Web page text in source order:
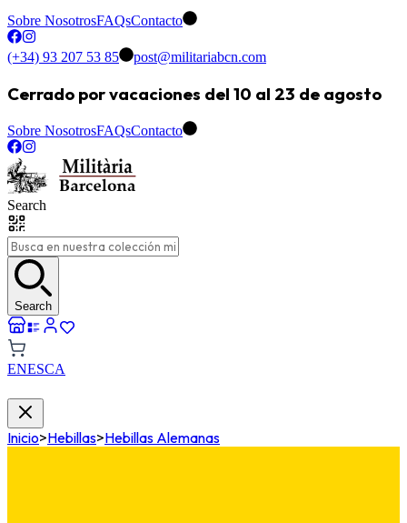
Sobre NosotrosFAQsContacto
(+34) 93 207 53 85 post@militariabcn.com
Cerrado por vacaciones del 10 al 23 de agosto
Sobre NosotrosFAQsContacto
Search
Search
ENESCA
Inicio>Hebillas>Hebillas Alemanas